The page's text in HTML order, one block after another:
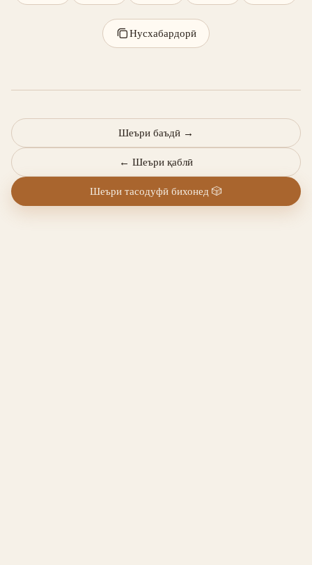
Нусхабардорӣ
← Шеъри қаблӣ
Шеъри баъдӣ →
Шеъри тасодуфӣ бихонед 🎲